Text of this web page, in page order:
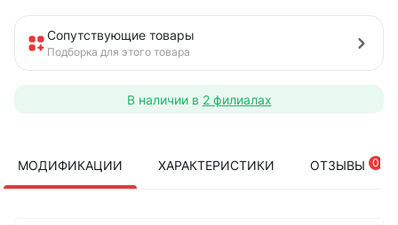
Сопутствующие товары
Подборка для этого товара
В наличии в 2 филиалах
МОДИФИКАЦИИ ХАРАКТЕРИСТИКИ ОТЗЫВЫ 0